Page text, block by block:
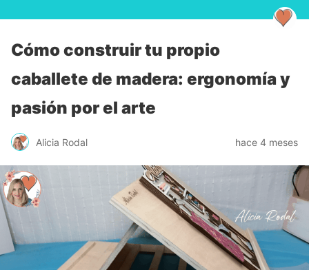
Cómo construir tu propio
caballete de madera: ergonomía y
pasión por el arte
Alicia Rodal hace 4 meses